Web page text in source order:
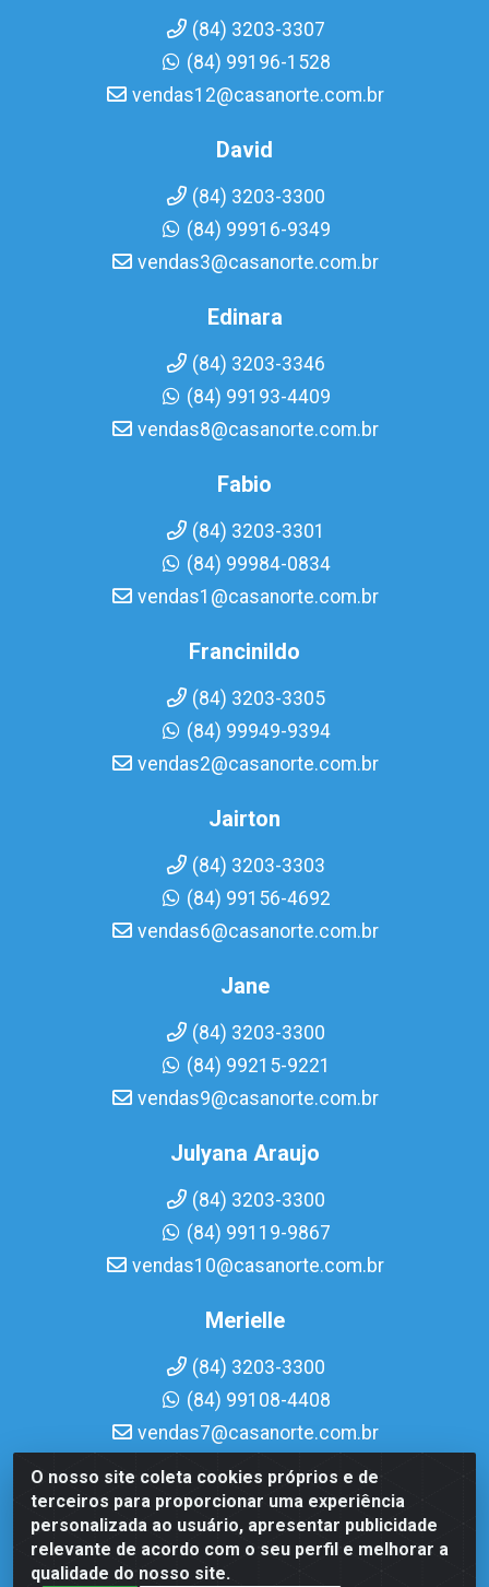
O nosso site coleta cookies próprios e de
terceiros para proporcionar uma experiência
personalizada ao usuário, apresentar publicidade
relevante de acordo com o seu perfil e melhorar a
qualidade do nosso site.
(84) 3203-3307
(84) 99196-1528
vendas12@casanorte.com.br
David
(84) 3203-3300
(84) 99916-9349
vendas3@casanorte.com.br
Edinara
(84) 3203-3346
(84) 99193-4409
vendas8@casanorte.com.br
Fabio
(84) 3203-3301
(84) 99984-0834
vendas1@casanorte.com.br
Francinildo
(84) 3203-3305
(84) 99949-9394
vendas2@casanorte.com.br
Jairton
(84) 3203-3303
(84) 99156-4692
vendas6@casanorte.com.br
Jane
(84) 3203-3300
(84) 99215-9221
vendas9@casanorte.com.br
Julyana Araujo
(84) 3203-3300
(84) 99119-9867
vendas10@casanorte.com.br
Merielle
(84) 3203-3300
(84) 99108-4408
vendas7@casanorte.com.br
Casa Norte LTDA - Av. Interventor Mário Câmara, 1815 -
Dix-Sept Rosado, Natal/RN - CEP 59054-600 - CNPJ
08.713.513/0001-51